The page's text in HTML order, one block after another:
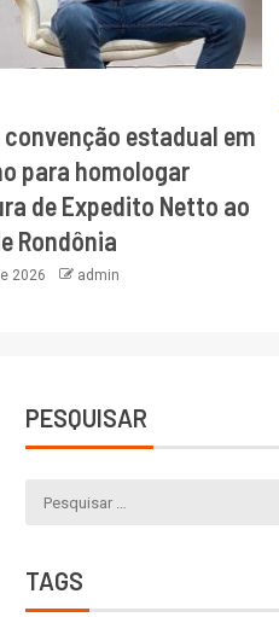
convenção estadual em
para homologar
de Expedito Netto ao
Rondônia
2026 admin
PESQUISAR
TAGS